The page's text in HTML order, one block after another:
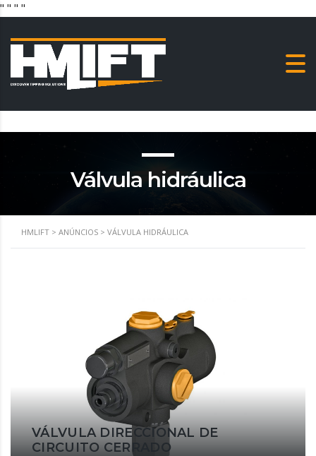
" " " "
Válvula hidráulica
HMLIFT > ANÚNCIOS > VÁLVULA HIDRÁULICA
VÁLVULA DIRECCIONAL DE
CIRCUITO CERRADO